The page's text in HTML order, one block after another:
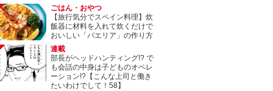
ごはん・おやつ
【旅行気分でスペイン料理】炊
飯器に材料を入れて炊くだけで
おいしい「パエリア」の作り方
連載
部長がヘッドハンティング!? で
も会話の中身は子どものオペレ
ーション!?【こんな上司と働き
たいわけでして！58】